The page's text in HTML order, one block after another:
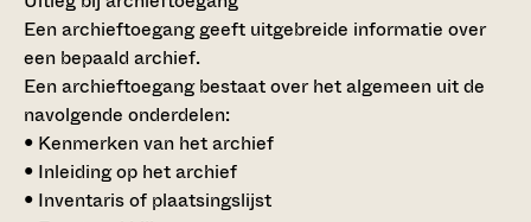
Een archieftoegang geeft uitgebreide informatie over
een bepaald archief.
Een archieftoegang bestaat over het algemeen uit de
navolgende onderdelen:
• Kenmerken van het archief
• Inleiding op het archief
• Inventaris of plaatsingslijst